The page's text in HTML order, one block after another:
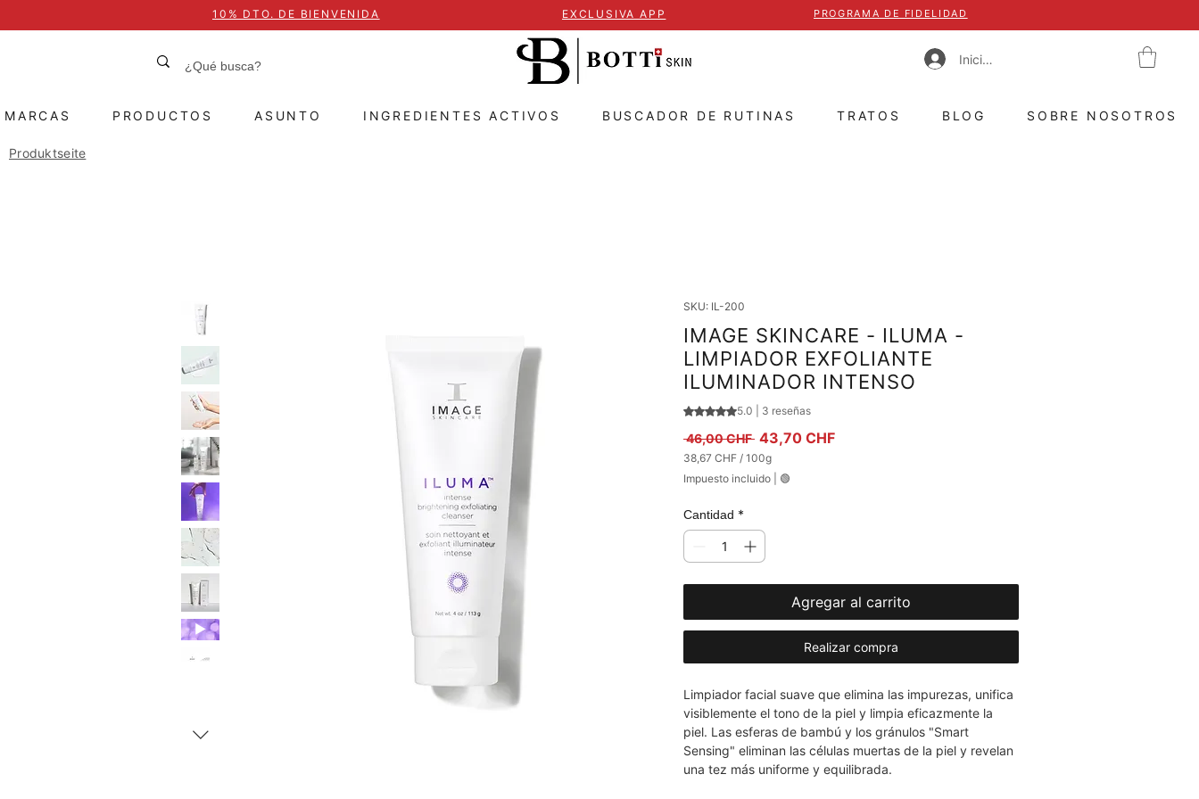
Iniciar sesión
10% DTO. DE BIENVENIDA EXCLUSIVA APP PROGRAMA DE FIDELIDAD
MARCAS PRODUCTOS ASUNTO INGREDIENTES ACTIVOS BUSCADOR DE RUTINAS TRATOS BLOG SOBRE NOSOTROS
Produktseite
SKU: IL-200
IMAGE SKINCARE - ILUMA -
LIMPIADOR EXFOLIANTE
ILUMINADOR INTENSO
Según 3 reseñas, la calificación es de 5.0 de 5 estrellas
5.0 | 3 reseñas
46,00 CHF Precio
43,70 CHFPrecio de oferta
38,67 CHF / 100g
38,67 CHF
por
Gramos
Impuesto incluido 🟢
Cantidad *
Agregar al carrito
Realizar compra
Limpiador facial suave que elimina las impurezas, unifica
visiblemente el tono de la piel y limpia eficazmente la
piel. Las esferas de bambú y los gránulos "Smart
Sensing" eliminan las células muertas de la piel y revelan
una tez más uniforme y equilibrada.